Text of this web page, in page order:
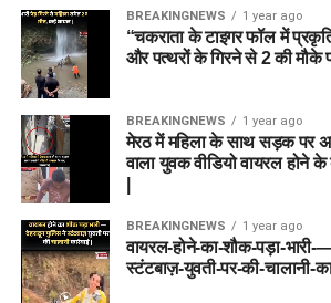
BREAKINGNEWS 1 year ago
“चकराता के टाइगर फॉल में
और पत्थरों के गिरने से 2 की मौके
BREAKINGNEWS 1 year ago
मेरठ में महिला के साथ सड़क पर
वाला युवक वीडियो वायरल होने
BREAKINGNEWS 1 year ago
वायरल-होने-का-शौक-पड़ा-
स्टंटबाज़-युवती-पर-की-चालानी-